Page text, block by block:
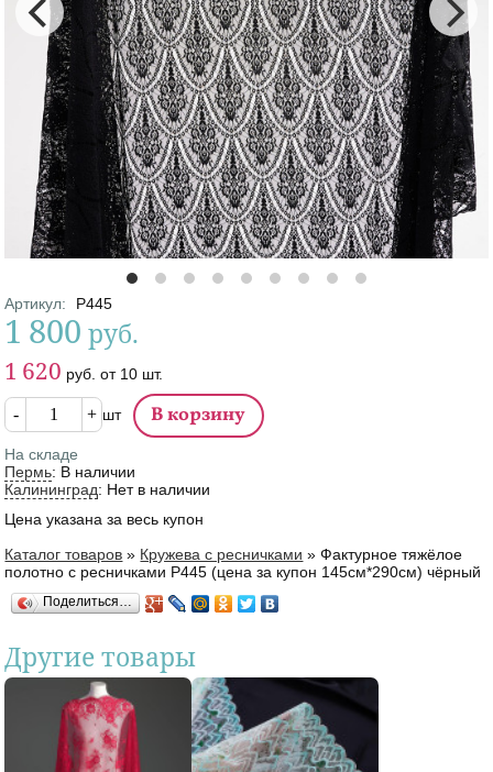
Артикул: Р445
Цена
1 800 руб.
Цена от
1 620 руб. от 10 шт.
Кол-во
шт
На складе
Пермь: В наличии
Калининград: Нет в наличии
Цена указана за весь купон
Вы здесь
Каталог товаров » Кружева с ресничками »Фактурное тяжёлое
полотно с ресничками Р445 (цена за купон 145см*290см) чёрный
Поделиться…
Другие товары